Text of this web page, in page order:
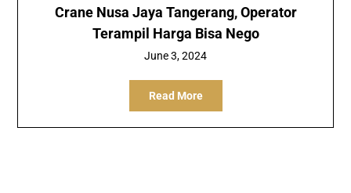
Crane Nusa Jaya Tangerang, Operator
Terampil Harga Bisa Nego
June 3, 2024
Read More